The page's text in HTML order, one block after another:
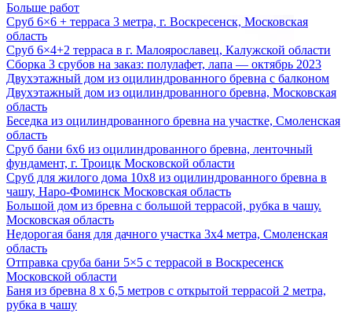
Больше работ
Сруб 6×6 + терраса 3 метра, г. Воскресенск, Московская
область
Сруб 6×4+2 терраса в г. Малоярославец, Калужской области
Сборка 3 срубов на заказ: полулафет, лапа — октябрь 2023
Двухэтажный дом из оцилиндрованного бревна с балконом
Двухэтажный дом из оцилиндрованного бревна, Московская
область
Беседка из оцилиндрованного бревна на участке, Смоленская
область
Сруб бани 6х6 из оцилиндрованного бревна, ленточный
фундамент, г. Троицк Московской области
Сруб для жилого дома 10х8 из оцилиндрованного бревна в
чашу, Наро-Фоминск Московская область
Большой дом из бревна с большой террасой, рубка в чашу.
Московская область
Недорогая баня для дачного участка 3х4 метра, Смоленская
область
Отправка сруба бани 5×5 с террасой в Воскресенск
Московской области
Баня из бревна 8 х 6,5 метров с открытой террасой 2 метра,
рубка в чашу